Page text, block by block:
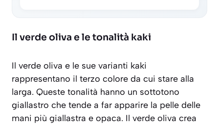
Il verde oliva e le tonalità kaki
Il verde oliva e le sue varianti kaki
rappresentano il terzo colore da cui stare alla
larga. Queste tonalità hanno un sottotono
giallastro che tende a far apparire la pelle delle
mani più giallastra e opaca. Il verde oliva crea